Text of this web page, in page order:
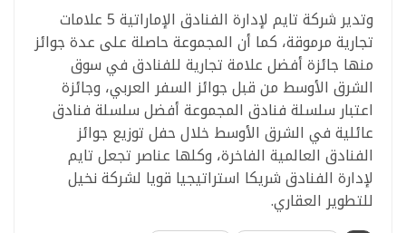
وتدير شركة تايم لإدارة الفنادق الإماراتية 5 علامات
تجارية مرموقة، كما أن المجموعة حاصلة على عدة جوائز
منها جائزة أفضل علامة تجارية للفنادق في سوق
الشرق الأوسط من قبل جوائز السفر العربي، وجائزة
اعتبار سلسلة فنادق المجموعة أفضل سلسلة فنادق
عائلية في الشرق الأوسط خلال حفل توزيع جوائز
الفنادق العالمية الفاخرة، وكلها عناصر تجعل تايم
لإدارة الفنادق شريكا استراتيجيا قويا لشركة نخيل
للتطوير العقاري.